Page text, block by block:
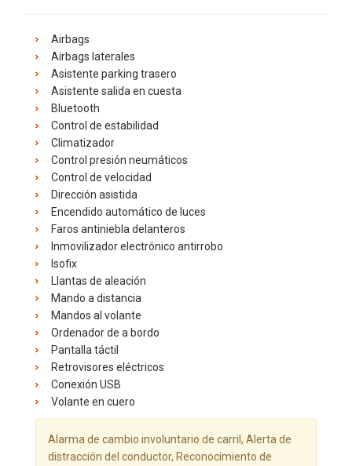
Airbags
Airbags laterales
Asistente parking trasero
Asistente salida en cuesta
Bluetooth
Control de estabilidad
Climatizador
Control presión neumáticos
Control de velocidad
Dirección asistida
Encendido automático de luces
Faros antiniebla delanteros
Inmovilizador electrónico antirrobo
Isofix
Llantas de aleación
Mando a distancia
Mandos al volante
Ordenador de a bordo
Pantalla táctil
Retrovisores eléctricos
Conexión USB
Volante en cuero
Alarma de cambio involuntario de carril, Alerta de
distracción del conductor, Reconocimiento de